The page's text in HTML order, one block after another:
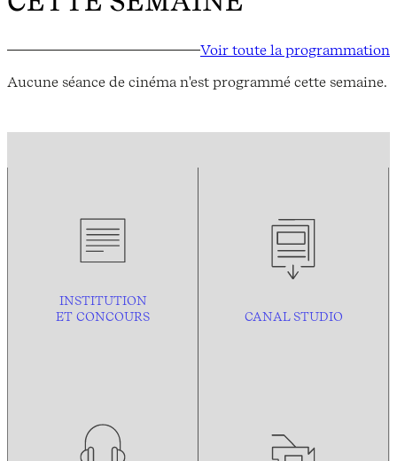
Voir toute la programmation
Aucune séance de cinéma n'est programmé cette semaine.
INSTITUTION
ET CONCOURS
CANAL STUDIO